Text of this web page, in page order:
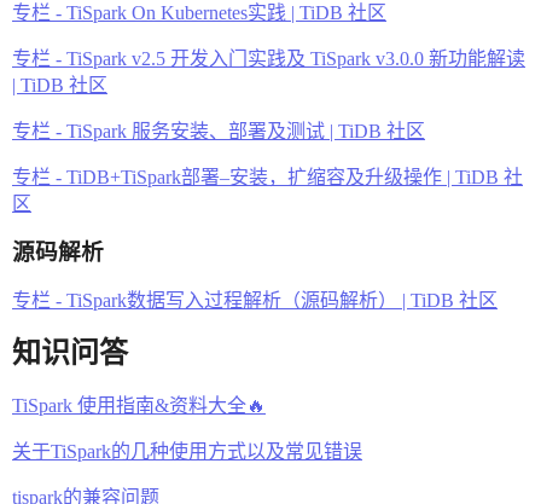
专栏 - TiSpark On Kubernetes实践 | TiDB 社区
专栏 - TiSpark v2.5 开发入门实践及 TiSpark v3.0.0 新功能解读
| TiDB 社区
专栏 - TiSpark 服务安装、部署及测试 | TiDB 社区
专栏 - TiDB+TiSpark部署–安装，扩缩容及升级操作 | TiDB 社
区
源码解析
专栏 - TiSpark数据写入过程解析（源码解析） | TiDB 社区
知识问答
TiSpark 使用指南&资料大全🔥
关于TiSpark的几种使用方式以及常见错误
tispark的兼容问题